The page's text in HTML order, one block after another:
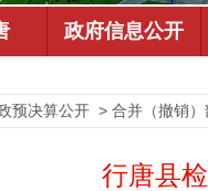
预决算公开 > 合并（撤销
行唐县